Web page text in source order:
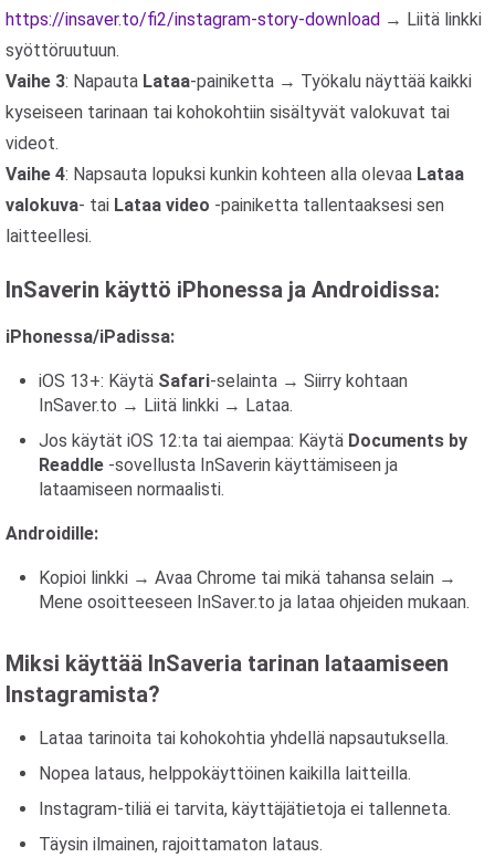
https://insaver.to/fi2/instagram-story-download → Liitä linkki
syöttöruutuun.
Vaihe 3: Napauta Lataa-painiketta → Työkalu näyttää kaikki
kyseiseen tarinaan tai kohokohtiin sisältyvät valokuvat tai
videot.
Vaihe 4: Napsauta lopuksi kunkin kohteen alla olevaa Lataa
valokuva- tai Lataa video -painiketta tallentaaksesi sen
laitteellesi.
InSaverin käyttö iPhonessa ja Androidissa:
iPhonessa/iPadissa:
iOS 13+: Käytä Safari-selainta → Siirry kohtaan
InSaver.to → Liitä linkki → Lataa.
Jos käytät iOS 12:ta tai aiempaa: Käytä Documents by
Readdle -sovellusta InSaverin käyttämiseen ja
lataamiseen normaalisti.
Androidille:
Kopioi linkki → Avaa Chrome tai mikä tahansa selain →
Mene osoitteeseen InSaver.to ja lataa ohjeiden mukaan.
Miksi käyttää InSaveria tarinan lataamiseen
Instagramista?
Lataa tarinoita tai kohokohtia yhdellä napsautuksella.
Nopea lataus, helppokäyttöinen kaikilla laitteilla.
Instagram-tiliä ei tarvita, käyttäjätietoja ei tallenneta.
Täysin ilmainen, rajoittamaton lataus.